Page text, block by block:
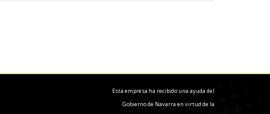
Esta empresa ha recibido una ayuda del
Gobierno de Navarra en virtud de la